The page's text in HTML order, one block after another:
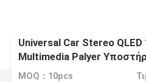
Universal Car Stereo
Multimedia Palyer
Ενσωματωμένο σύστημα
MOQ：10pcs